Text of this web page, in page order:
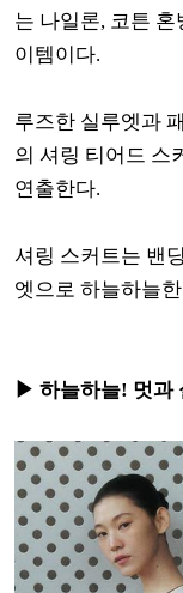
는 나일론, 코튼
이템이다.
루즈한 실루엣과
의 셔링 티어드 스
연출한다.
셔링 스커트는 밴
엣으로 하늘하늘
▶ 하늘하늘! 멋과